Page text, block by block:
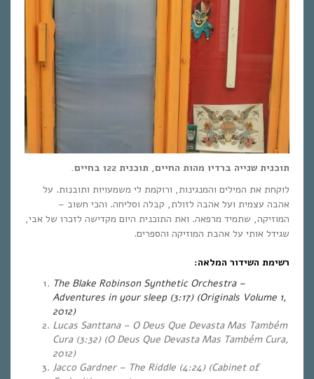
תוכנית שנייה ברדיו מהות החיים, תוכנית 122 בחיים.
לוקחת את המילים והמנגינות, ורוקמת לי משמעויות ותובנות. על
אהבה עצמית ועל אהבה לזולת, קבלה וסליחה. והכי חשוב –
המוזיקה, שתמיד מרפאה. ואת התוכנית היום מקדישה לזכרו של אבי,
שגידל אותי על אהבת המוזיקה והספרים.
רשימת השידור המלאה:
The Blake Robinson Synthetic Orchestra –
Adventures in your sleep (3:17) (Originals Volume 1,
2012)
Lucas Santtana – O Deus Que Devasta Mas Também
Cura (3:32) (O Deus Que Devasta Mas Também Cura,
2012)
Jacco Gardner – The Riddle (4:24) (Cabinet of